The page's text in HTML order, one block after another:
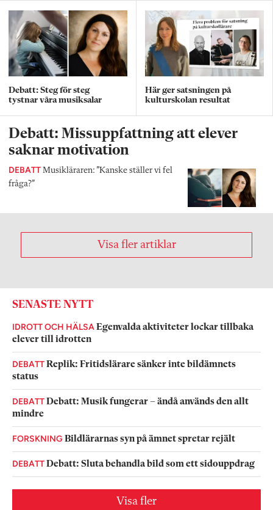
Debatt: Steg för steg
tystnar våra musiksalar
Här ger satsningen på
kulturskolan resultat
Debatt: Missuppfattning att elever
saknar motivation
DEBATT Musikläraren: ”Kanske ställer vi fel
fråga?”
Visa fler artiklar
SENASTE NYTT
IDROTT OCH HÄLSA Egenvalda aktiviteter lockar tillbaka
elever till idrotten
DEBATTReplik: Fritidslärare sänker inte bildämnets
status
DEBATTDebatt: Musik fungerar – ändå används den allt
mindre
FORSKNING Bildlärarnas syn på ämnet spretar rejält
DEBATTDebatt: Sluta behandla bild som ett sidouppdrag
Visa fler